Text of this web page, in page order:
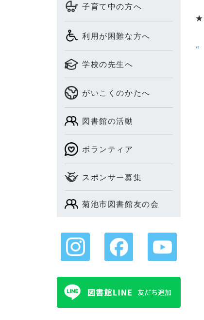
★
«
子育て中の方へ
利用が困難な方へ
学校の先生へ
がいこくのかたへ
図書館の活動
ボランティア
スポンサー募集
菊池市図書館友の会